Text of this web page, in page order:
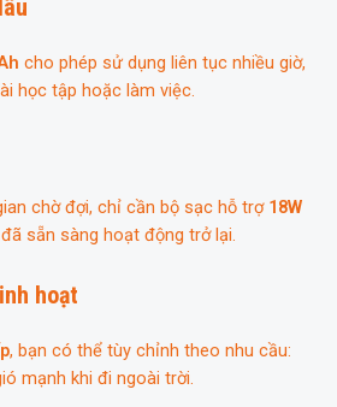
cho phép sử dụng liên tục nhiều giờ,
học tập hoặc làm việc.
chờ đợi, chỉ cần bộ sạc hỗ trợ 18W
sẵn sàng hoạt động trở lại.
hoạt
, bạn có thể tùy chỉnh theo nhu cầu:
mạnh khi đi ngoài trời.